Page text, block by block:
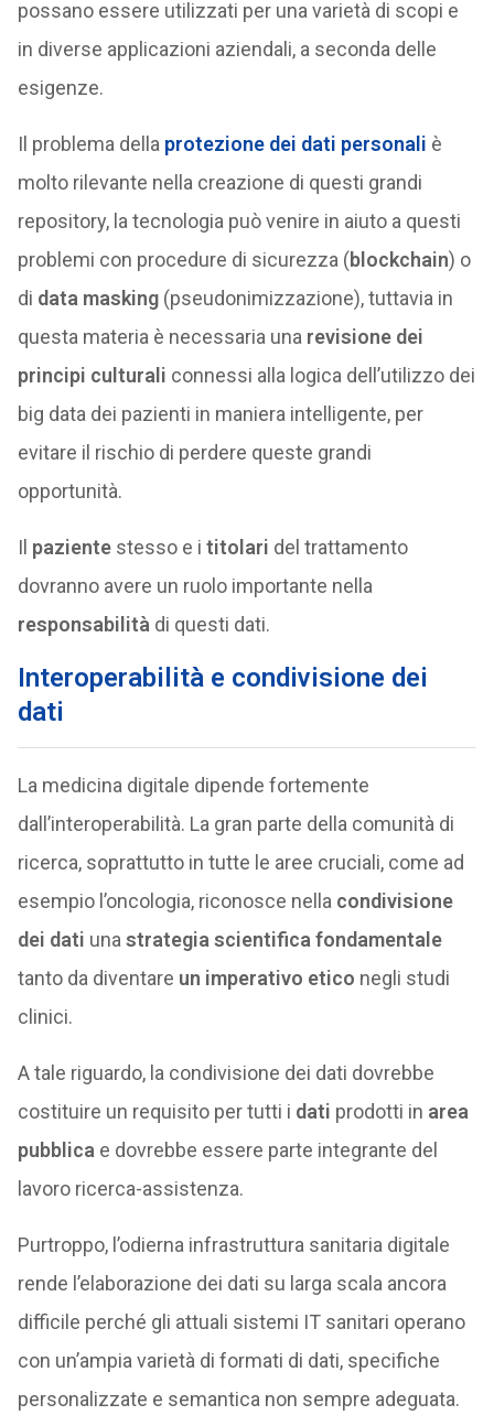
possano essere utilizzati per una varietà di scopi e
in diverse applicazioni aziendali, a seconda delle
esigenze.
Il problema della protezione dei dati personali è
molto rilevante nella creazione di questi grandi
repository, la tecnologia può venire in aiuto a questi
problemi con procedure di sicurezza (blockchain) o
di data masking(pseudonimizzazione), tuttavia in
questa materia è necessaria una revisione dei
principi culturali connessi alla logica dell’utilizzo dei
big data dei pazienti in maniera intelligente, per
evitare il rischio di perdere queste grandi
opportunità.
Il pazientestesso e i titolari del trattamento
dovranno avere un ruolo importante nella
responsabilità di questi dati.
Interoperabilità e condivisione dei
dati
La medicina digitale dipende fortemente
dall’interoperabilità. La gran parte della comunità di
ricerca, soprattutto in tutte le aree cruciali, come ad
esempio l’oncologia, riconosce nella condivisione
dei dati una strategia scientifica fondamentale
tanto da diventare un imperativo etico negli studi
clinici.
A tale riguardo, la condivisione dei dati dovrebbe
costituire un requisito per tutti i dati prodotti in area
pubblica e dovrebbe essere parte integrante del
lavoro ricerca-assistenza.
Purtroppo, l’odierna infrastruttura sanitaria digitale
rende l’elaborazione dei dati su larga scala ancora
difficile perché gli attuali sistemi IT sanitari operano
con un’ampia varietà di formati di dati, specifiche
personalizzate e semantica non sempre adeguata.